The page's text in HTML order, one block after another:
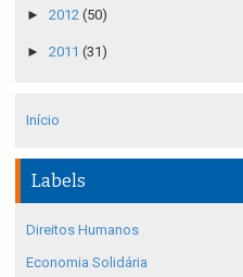
► 2012 (50)
► 2011 (31)
Início
Labels
Direitos Humanos
Economia Solidária